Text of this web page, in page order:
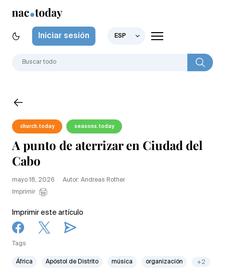
Iniciar sesión ESP
church.today seasons.today
A punto de aterrizar en Ciudad del
Cabo
mayo 18, 2026
Autor: Andreas Rother
Imprimir
Imprimir este artículo
Tags
África Apóstol de Distrito música organización +2